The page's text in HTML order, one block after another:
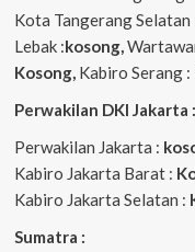
Kota Tangerang
Lebak :kosong,
Kosong, Kabiro Serang :
Perwakilan DKI Jakarta :
Perwakilan Jakarta :
Kabiro Jakarta Barat :
Kabiro Jakarta Selatan :
Sumatra :